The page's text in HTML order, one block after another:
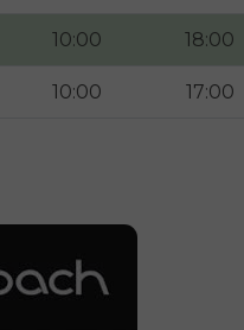
10:00 18:00
10:00 17:00